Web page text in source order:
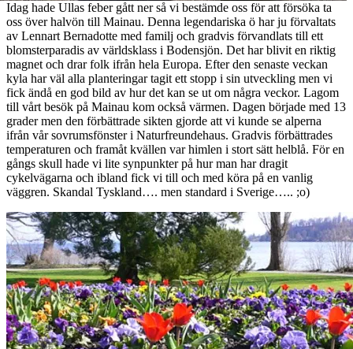
Idag hade Ullas feber gått ner så vi bestämde oss för att försöka ta
oss över halvön till Mainau. Denna legendariska ö har ju förvaltats
av Lennart Bernadotte med familj och gradvis förvandlats till ett
blomsterparadis av världsklass i Bodensjön. Det har blivit en riktig
magnet och drar folk ifrån hela Europa. Efter den senaste veckan
kyla har väl alla planteringar tagit ett stopp i sin utveckling men vi
fick ändå en god bild av hur det kan se ut om några veckor. Lagom
till vårt besök på Mainau kom också värmen. Dagen började med 13
grader men den förbättrade sikten gjorde att vi kunde se alperna
ifrån vår sovrumsfönster i Naturfreundehaus. Gradvis förbättrades
temperaturen och framåt kvällen var himlen i stort sätt helblå. För en
gångs skull hade vi lite synpunkter på hur man har dragit
cykelvägarna och ibland fick vi till och med köra på en vanlig
väggren. Skandal Tyskland…. men standard i Sverige….. ;o)